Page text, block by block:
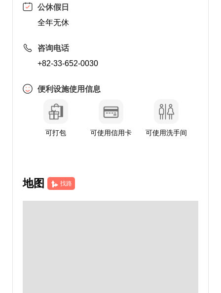
公休假日
全年无休
咨询电话
+82-33-652-0030
便利设施使用信息
可打包 可使用信用卡 可使用洗手间
地图 找路